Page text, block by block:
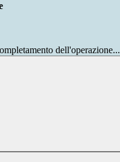
dell'operazione...